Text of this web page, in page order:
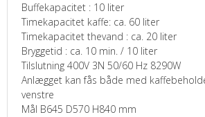
Buffekapacitet : 10 liter
Timekapacitet kaffe: ca. 60 liter
Timekapacitet thevand : ca. 20 liter
Bryggetid : ca. 10 min. / 10 liter
Tilslutning 400V 3N 50/60 Hz 8290W
Anlægget kan fås både med
venstre
Mål B645 D570 H840 mm